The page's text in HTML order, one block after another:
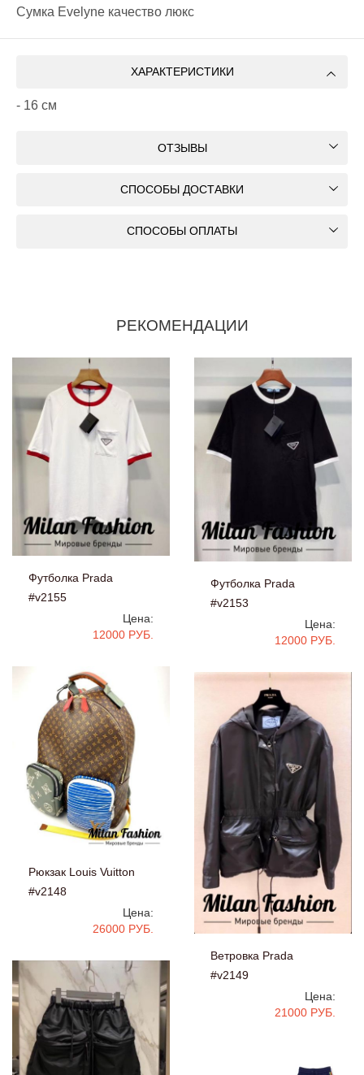
Сумка Evelyne качество люкс
ХАРАКТЕРИСТИКИ
- 16 см
ОТЗЫВЫ
СПОСОБЫ ДОСТАВКИ
СПОСОБЫ ОПЛАТЫ
РЕКОМЕНДАЦИИ
Футболка Prada
#v2155
Цена:
12000 РУБ.
Футболка Prada
#v2153
Цена:
12000 РУБ.
Рюкзак Louis Vuitton
#v2148
Цена:
26000 РУБ.
Ветровка Prada
#v2149
Цена:
21000 РУБ.